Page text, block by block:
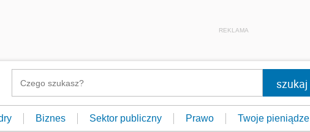
REKLAMA
Biznes Sektor publiczny Prawo Twoje pieniądze